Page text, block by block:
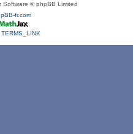
Software © phpBB Limited
fr.com
TERMS_LINK